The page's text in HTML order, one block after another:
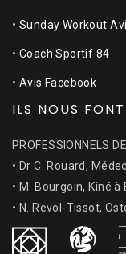
• Sunday Workout
• Coach Sportif 84
• Avis Facebook
ILS NOUS
PROFESSIONNELS
• Dr C. Rouard,
• M. Bourgoin, Kiné à
• N. Revol-Tissot,